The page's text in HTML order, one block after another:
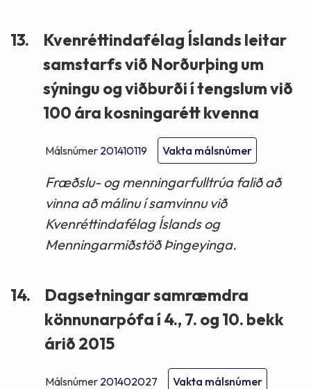
13.
Kvenréttindafélag Íslands leitar
samstarfs við Norðurþing um
sýningu og viðburði í tengslum við
100 ára kosningarétt kvenna
Málsnúmer 201410119 Vakta málsnúmer
Fræðslu- og menningarfulltrúa falið að
vinna að málinu í samvinnu við
Kvenréttindafélag Íslands og
Menningarmiðstöð Þingeyinga.
14.
Dagsetningar samræmdra
könnunarpófa í 4., 7. og 10. bekk
árið 2015
Málsnúmer 201402027 Vakta málsnúmer